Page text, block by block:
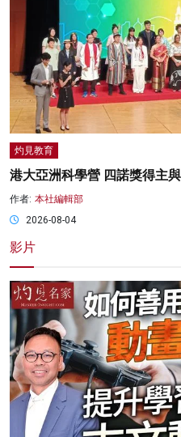
灼見教育
港大亞洲科學營 四諾獎得主
作者: 本社編輯部
2026-08-04
影片